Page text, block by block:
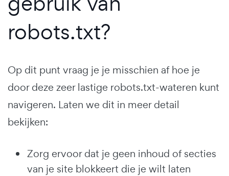
robots.txt?
Op dit punt vraag je je misschien af hoe je
door deze zeer lastige robots.txt-wateren kunt
navigeren. Laten we dit in meer detail
bekijken:
Zorg ervoor dat je geen inhoud of secties
van je site blokkeert die je wilt laten